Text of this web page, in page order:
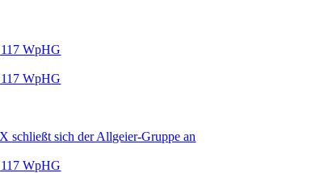
WpHG
WpHG
schließt sich der Allgeier-Gruppe an
WpHG